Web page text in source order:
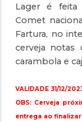
Lager é
Comet
Fartura, no
cerveja notas
carambola e
VALIDADE 31/12/
OBS: Cerveja
entrega ao